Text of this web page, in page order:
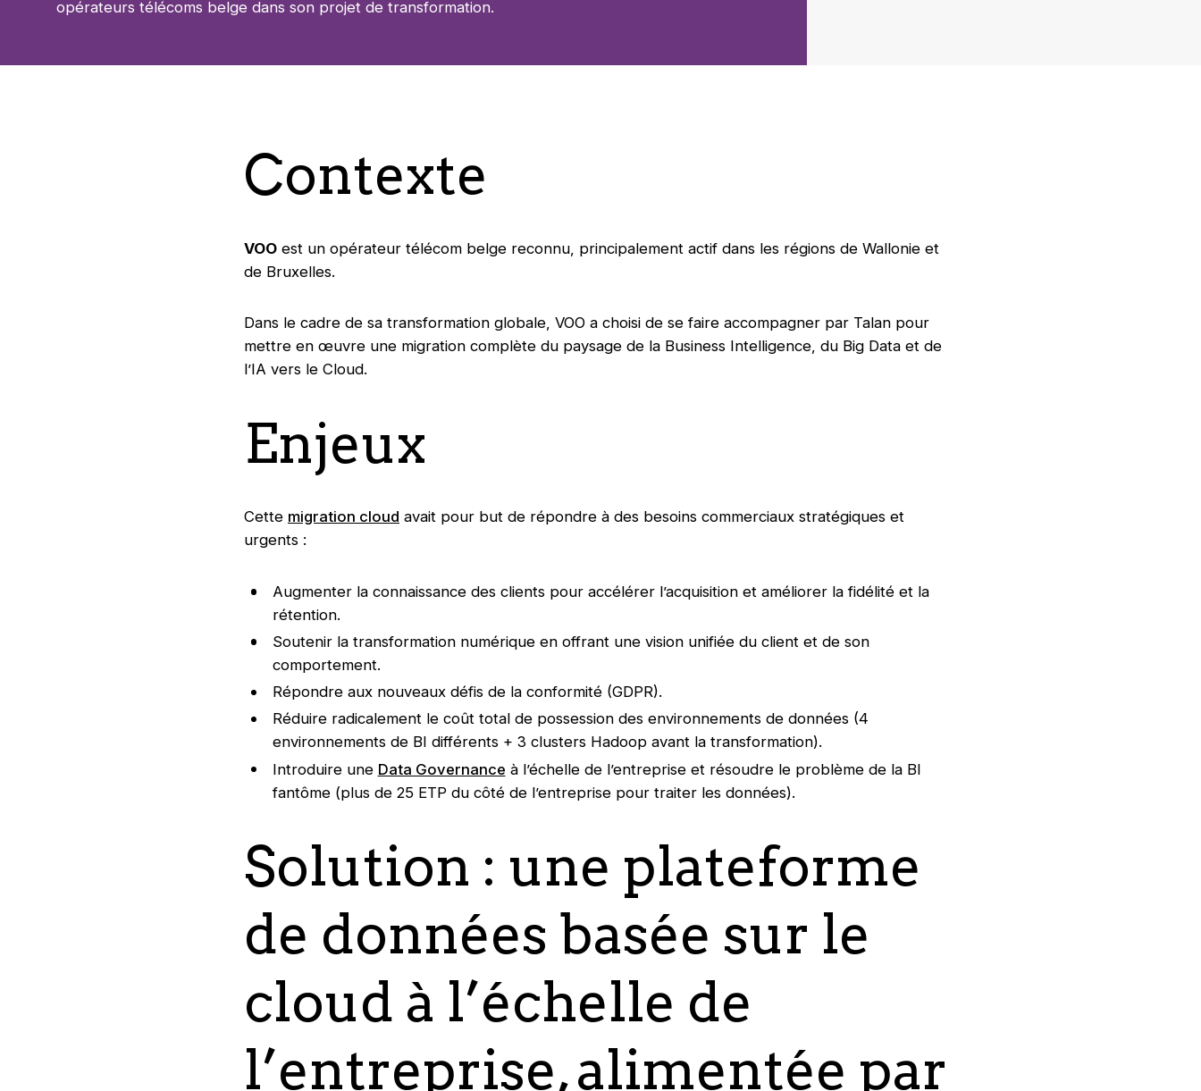
opérateurs télécoms belge dans son projet de transformation.
Contexte
VOO est un opérateur télécom belge reconnu, principalement actif dans les régions de Wallonie et
de Bruxelles.
Dans le cadre de sa transformation globale, VOO a choisi de se faire accompagner par Talan pour
mettre en œuvre une migration complète du paysage de la Business Intelligence, du Big Data et de
l’IA vers le Cloud.
Enjeux
Cette migration cloud avait pour but de répondre à des besoins commerciaux stratégiques et
urgents :
Augmenter la connaissance des clients pour accélérer l’acquisition et améliorer la fidélité et la
rétention.
Soutenir la transformation numérique en offrant une vision unifiée du client et de son
comportement.
Répondre aux nouveaux défis de la conformité (GDPR).
Réduire radicalement le coût total de possession des environnements de données (4
environnements de BI différents + 3 clusters Hadoop avant la transformation).
Introduire une Data Governance à l’échelle de l’entreprise et résoudre le problème de la BI
fantôme (plus de 25 ETP du côté de l’entreprise pour traiter les données).
Solution : une plateforme
de données basée sur le
cloud à l’échelle de
l’entreprise, alimentée par